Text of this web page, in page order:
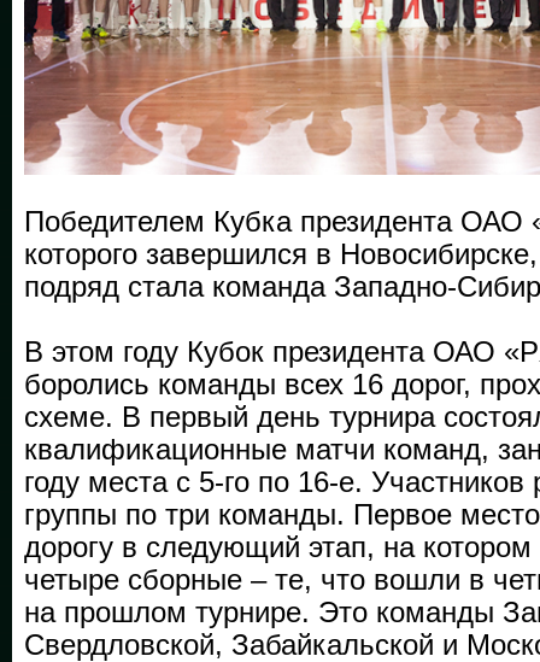
Победителем Кубка президента
которого завершился в
подряд стала команда Западно-
В этом году Кубок президента ОАО
боролись команды всех 16 дорог,
схеме. В первый день турнира
квалификационные матчи команд,
году места с 5-го по 16-е.
группы по три команды. Первое
дорогу в следующий этап, на
четыре сборные – те, что вошли в
на прошлом турнире. Это команды
Свердловской, Забайкальской и